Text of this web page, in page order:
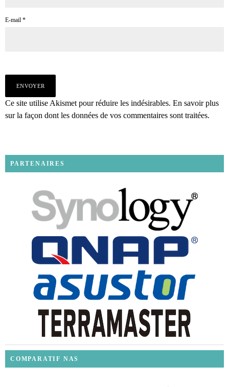
E-mail *
Ce site utilise Akismet pour réduire les indésirables. En savoir plus
sur la façon dont les données de vos commentaires sont traitées.
PARTENAIRES
COMPARATIF NAS